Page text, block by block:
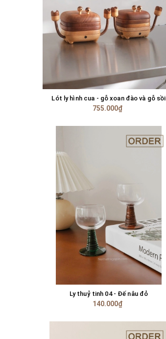
TÙY CHỌN
Lót ly hình cua - gỗ xoan đào và gỗ sồi
755.000₫
TÙY CHỌN
Ly thuỷ tinh 04 - Đế nâu đỏ
140.000₫